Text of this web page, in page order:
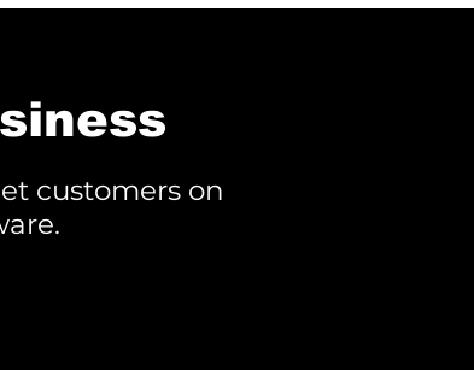
customers on